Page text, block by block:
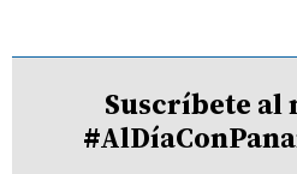
Suscríbete al